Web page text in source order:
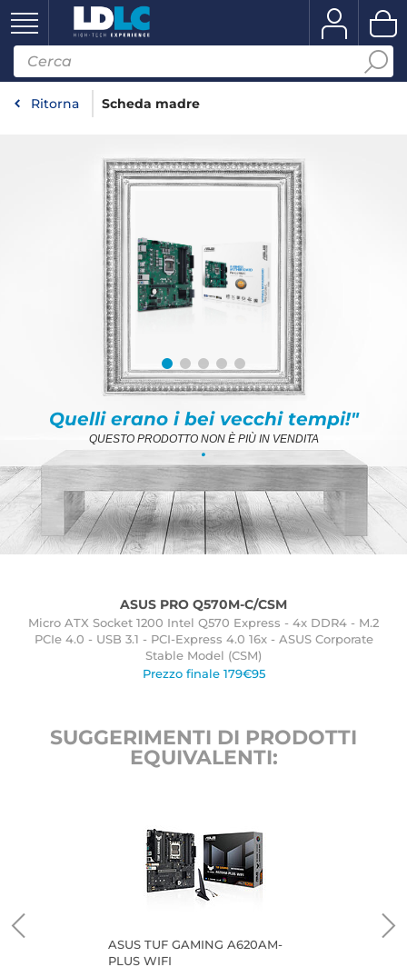
Ritorna Scheda madre
Quelli erano i bei vecchi tempi!"
QUESTO PRODOTTO NON È PIÙ IN VENDITA
.
ASUS PRO Q570M-C/CSM
Micro ATX Socket 1200 Intel Q570 Express - 4x DDR4 - M.2
PCIe 4.0 - USB 3.1 - PCI-Express 4.0 16x - ASUS Corporate
Stable Model (CSM)
Prezzo finale 179€95
SUGGERIMENTI DI PRODOTTI
EQUIVALENTI:
ASUS TUF GAMING A620AM-
PLUS WIFI